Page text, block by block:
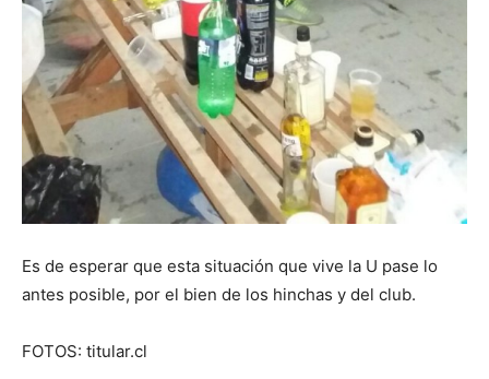
Es de esperar que esta situación que vive la U pase lo
antes posible, por el bien de los hinchas y del club.
FOTOS: titular.cl